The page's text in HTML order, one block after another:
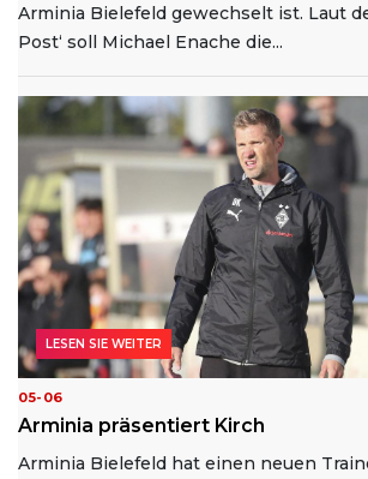
Arminia Bielefeld gewechselt ist. Laut
Post‘ soll Michael Enache die...
05-06
Arminia präsentiert Kirch
Arminia Bielefeld hat einen neuen
LESEN SIE WEITER